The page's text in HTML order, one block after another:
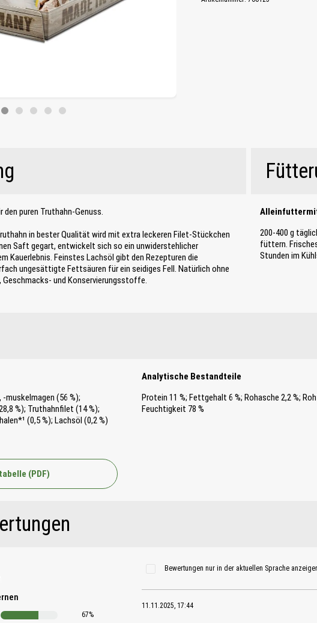
puren Truthahn-Genuss.
in bester Qualität wird mit extra leckeren Filet-Stückchen
Saft gegart, entwickelt sich so ein unwiderstehlicher
Kauerlebnis. Feinstes Lachsöl gibt den Rezepturen die
ungesättigte Fettsäuren für ein seidiges Fell. Natürlich ohne
Geschmacks- und Konservierungsstoffe.
200-400 g
füttern.
Stunden im
muskelmagen (56 %);
%); Truthahnfilet (14 %);
(0,5 %); Lachsöl (0,2 %)
Analytische Bestandteile
Protein 11 %; Fettgehalt 6 %; Rohasche 2,2 %;
Feuchtigkeit 78 %
(PDF)
von 5 Sternen
67%
Bewertungen nur in der aktuellen Sprache
11.11.2025, 17:44